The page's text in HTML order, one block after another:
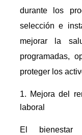
durante los
selección e
mejorar la
programadas,
proteger los
Mejora del
laboral
El bienestar